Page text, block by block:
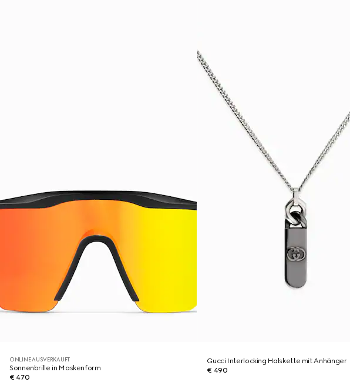
ONLINE AUSVERKAUFT
Sonnenbrille in Maskenform
€ 470
Gucci Interlocking Halskette mit Anhänger
€ 490